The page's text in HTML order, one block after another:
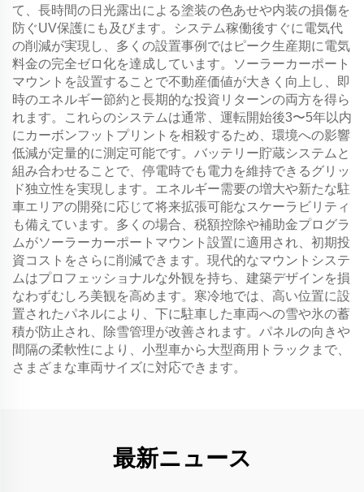
て、長時間の日光露出による塗装の色あせや内装の損傷を
防ぐUV保護にも及びます。システム稼働後すぐに電気代
の削減が実現し、多くの設置事例ではピーク生産期に電気
料金の完全ゼロ化を達成しています。ソーラーカーポート
マウントを設置することで不動産価値が大きく向上し、即
時のエネルギー節約と長期的な投資リターンの両方を得ら
れます。これらのシステムは通常、運転開始後3〜5年以内
にカーボンフットプリントを相殺するため、環境への影響
低減が定量的に測定可能です。バッテリー貯蔵システムと
組み合わせることで、停電時でも電力を維持できるグリッ
ド独立性を実現します。エネルギー需要の増大や新たな駐
車エリアの開発に応じて将来拡張可能なスケーラビリティ
も備えています。多くの場合、税額控除や補助金プログラ
ムがソーラーカーポートマウント設置に適用され、初期投
資コストをさらに削減できます。現代的なマウントシステ
ムはプロフェッショナルな外観を持ち、建築デザインを損
なわずむしろ美観を高めます。寒冷地では、高い位置に設
置されたパネルにより、下に駐車した車両への雪や氷の蓄
積が防止され、除雪管理が改善されます。パネルの向きや
間隔の柔軟性により、小型車から大型商用トラックまで、
さまざまな車両サイズに対応できます。
最新ニュース